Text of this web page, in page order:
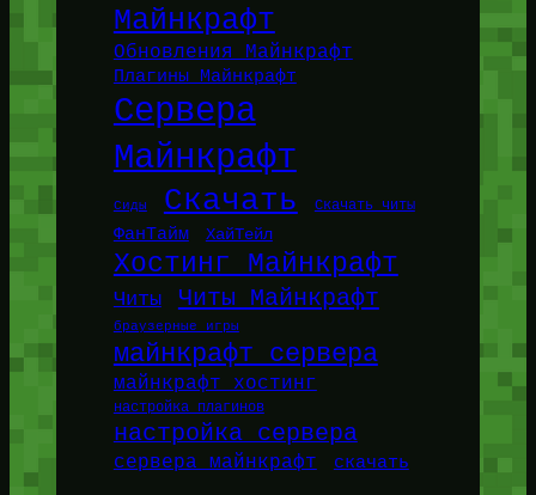
Майнкрафт
Обновления Майнкрафт
Плагины Майнкрафт
Сервера
Майнкрафт
Сиды Скачать Скачать читы
ФанТайм ХайТейл
Хостинг Майнкрафт
Читы Читы Майнкрафт
браузерные игры
майнкрафт сервера
майнкрафт хостинг
настройка плагинов
настройка сервера
сервера майнкрафт скачать